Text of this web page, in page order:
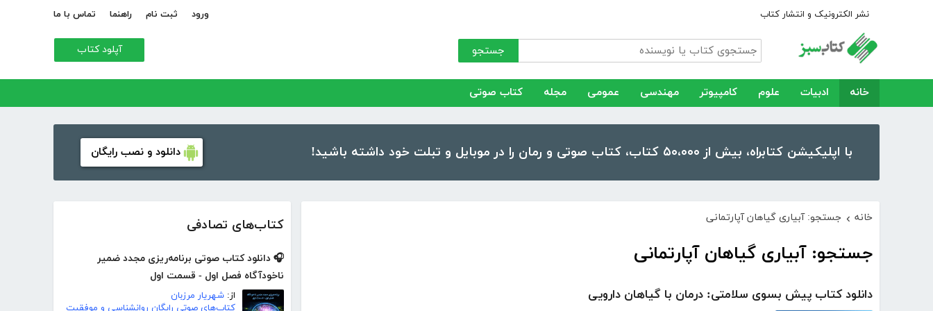
نشر الکترونیک و انتشار کتاب ورود ثبت نام راهنما تماس با ما
جستجو آپلود کتاب
خانه ادبیات علوم کامپیوتر مهندسی عمومی مجله کتاب صوتی
با اپلیکیشن کتابراه، بیش از ۵۰،۰۰۰ کتاب، کتاب صوتی و رمان را در موبایل و تبلت خود داشته باشید! دانلود و نصب رایگان
کتاب‌های تصادفی
🎧 دانلود کتاب صوتی برنامه‌ریزی مجدد ضمیر
ناخودآگاه فصل اول - قسمت اول
از: شهریار مرزبان
کتاب‌های صوتی رایگان روانشناسی و موفقیت
خانه › جستجو: آبیاری گیاهان آپارتمانی
جستجو: آبیاری گیاهان آپارتمانی
دانلود کتاب پیش بسوی سلامتی: درمان با گیاهان دارویی